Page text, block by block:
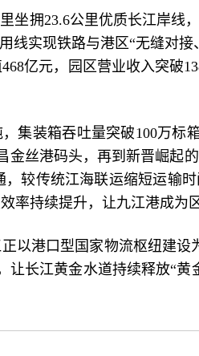
坐拥23.6公里优质长江岸线
实现铁路与港区“无缝对
亿元，园区营业收入突破
集装箱吞吐量突破100万标
丝港码头，再到新晋崛起
较传统江海联运缩短运输
持续提升，让九江港成为
港口型国家物流枢纽建设
长江黄金水道持续释放“